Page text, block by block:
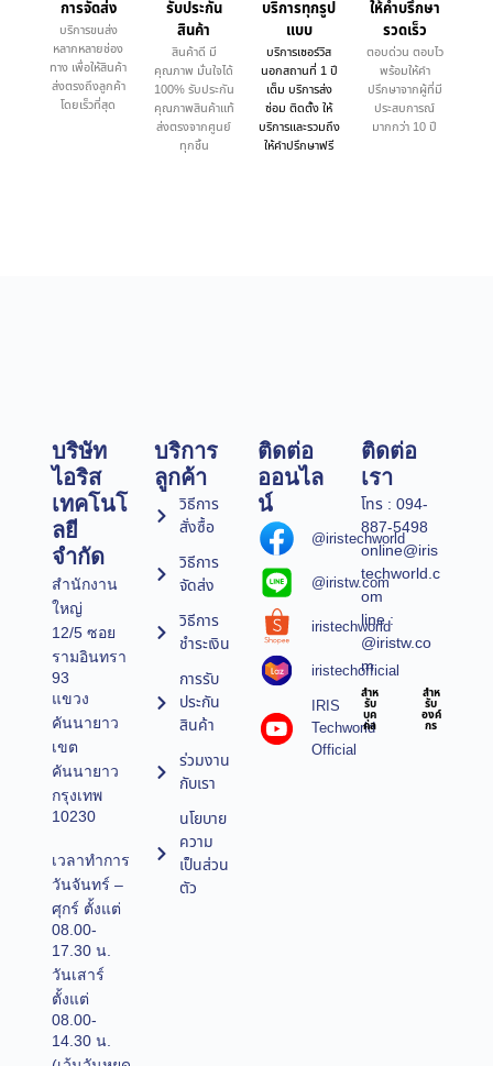
การจัดส่ง
บริการขนส่ง
หลากหลายช่อง
ทาง เพื่อให้สินค้า
ส่งตรงถึงลูกค้า
โดยเร็วที่สุด
รับประกัน
สินค้า
สินค้าดี มี
คุณภาพ มั่นใจได้
100% รับประกัน
คุณภาพสินค้าแท้
ส่งตรงจากศูนย์
ทุกชิ้น
บริการทุกรูป
แบบ
บริการเซอร์วิส
นอกสถานที่ 1 ปี
เต็ม บริการส่ง
ซ่อม ติดตั้ง ให้
บริการและรวมถึง
ให้คำปรึกษาฟรี
ให้คำบรึกษา
รวดเร็ว
ตอบด่วน ตอบไว
พร้อมให้คำ
ปรึกษาจากผู้ที่มี
ประสบการณ์
มากกว่า 10 ปี
บริษัท
ไอริส
เทคโนโ
ลยี
จำกัด
สำนักงาน
ใหญ่
12/5 ซอย
รามอินทรา
93
แขวง
คันนายาว
เขต
คันนายาว
กรุงเทพ
10230
เวลาทำการ
วันจันทร์ –
ศุกร์ ตั้งแต่
08.00-
17.30 น.
วันเสาร์
ตั้งแต่
08.00-
14.30 น.
บริการ
ลูกค้า
วิธีการ
สั่งซื้อ
วิธีการ
จัดส่ง
วิธีการ
ชำระเงิน
การรับ
ประกัน
สินค้า
ร่วมงาน
กับเรา
นโยบาย
ความ
เป็นส่วน
ตัว
ติดต่อ
ออนไล
น์
@iristechworld
@iristw.com
iristechworld
iristechofficial
IRIS
Techworld
Official
ติดต่อ
เรา
โทร : 094-
887-5498
online@iris
techworld.c
om
line :
@iristw.co
m
สำห
รับ
บุค
คล
สำห
รับ
องค์
กร